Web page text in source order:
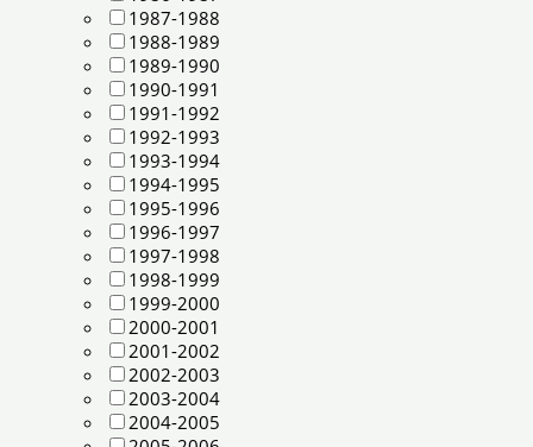
1987-1988
1988-1989
1989-1990
1990-1991
1991-1992
1992-1993
1993-1994
1994-1995
1995-1996
1996-1997
1997-1998
1998-1999
1999-2000
2000-2001
2001-2002
2002-2003
2003-2004
2004-2005